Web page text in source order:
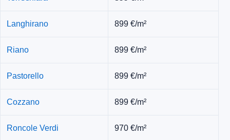
Langhirano 899 €/m²
Riano 899 €/m²
Pastorello 899 €/m²
Cozzano 899 €/m²
Roncole Verdi 970 €/m²